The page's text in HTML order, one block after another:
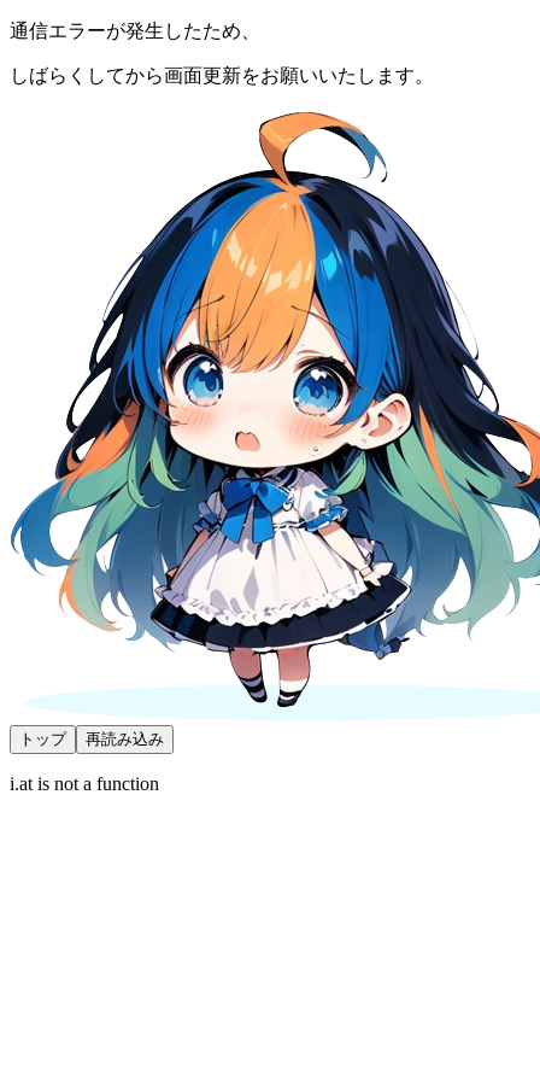
通信エラーが発生したため、
しばらくしてから画面更新をお願いいたします。
トップ 再読み込み
i.at is not a function